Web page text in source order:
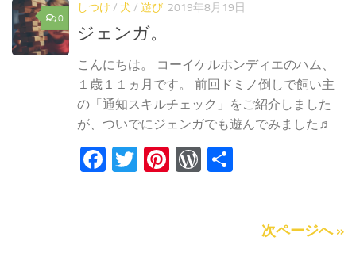
0
しつけ / 犬 / 遊び 2019年8月19日
ジェンガ。
こんにちは。 コーイケルホンディエのハム、
１歳１１ヵ月です。 前回ドミノ倒しで飼い主
の「通知スキルチェック」をご紹介しました
が、ついでにジェンガでも遊んでみました♬
Facebook
Twitter
Pinterest
WordPress
次ページへ »